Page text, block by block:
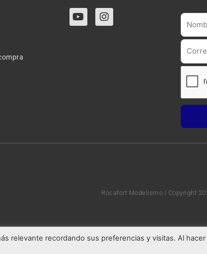
Y
o
I
n
Rocafort Modelismo | Copyright
relevante recordando sus preferencias y visitas. Al hacer